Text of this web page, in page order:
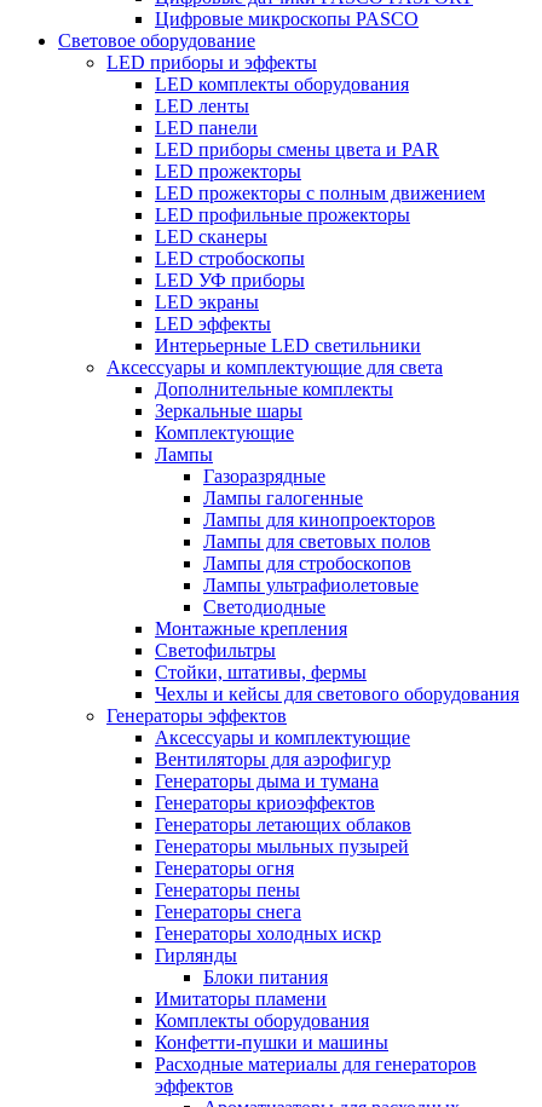
Цифровые микроскопы PASCO
Световое оборудование
LED приборы и эффекты
LED комплекты оборудования
LED ленты
LED панели
LED приборы смены цвета и PAR
LED прожекторы
LED прожекторы с полным движением
LED профильные прожекторы
LED сканеры
LED стробоскопы
LED УФ приборы
LED экраны
LED эффекты
Интерьерные LED светильники
Аксессуары и комплектующие для света
Дополнительные комплекты
Зеркальные шары
Комплектующие
Лампы
Газоразрядные
Лампы галогенные
Лампы для кинопроекторов
Лампы для световых полов
Лампы для стробоскопов
Лампы ультрафиолетовые
Светодиодные
Монтажные крепления
Светофильтры
Стойки, штативы, фермы
Чехлы и кейсы для светового оборудования
Генераторы эффектов
Аксессуары и комплектующие
Вентиляторы для аэрофигур
Генераторы дыма и тумана
Генераторы криоэффектов
Генераторы летающих облаков
Генераторы мыльных пузырей
Генераторы огня
Генераторы пены
Генераторы снега
Генераторы холодных искр
Гирлянды
Блоки питания
Имитаторы пламени
Комплекты оборудования
Конфетти-пушки и машины
Расходные материалы для генераторов
эффектов